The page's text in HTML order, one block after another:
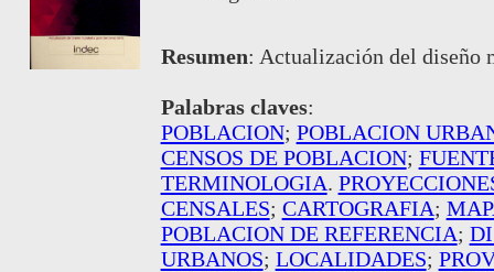
Resumen: Actualización del diseño
Palabras claves:
POBLACION; POBLACION
CENSOS DE POBLACION;
TERMINOLOGIA.
CENSALES; CARTOGRAFIA;
POBLACION DE REFERENCIA;
URBANOS; LOCALIDADES;